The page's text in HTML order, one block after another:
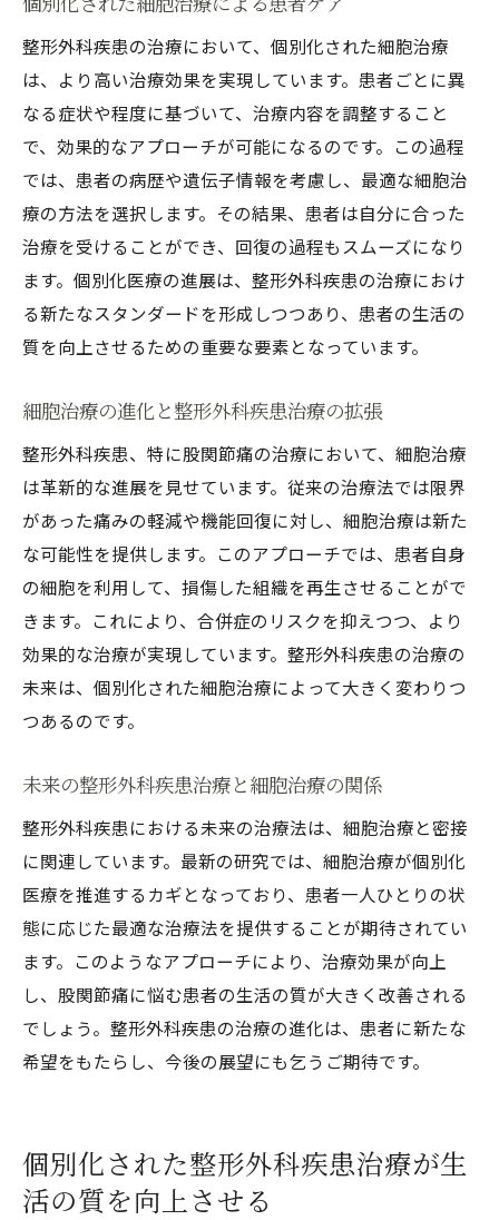
整形外科疾患の治療において、個別化された細胞治療
は、より高い治療効果を実現しています。患者ごとに異
なる症状や程度に基づいて、治療内容を調整すること
で、効果的なアプローチが可能になるのです。この過程
では、患者の病歴や遺伝子情報を考慮し、最適な細胞治
療の方法を選択します。その結果、患者は自分に合った
治療を受けることができ、回復の過程もスムーズになり
ます。個別化医療の進展は、整形外科疾患の治療におけ
る新たなスタンダードを形成しつつあり、患者の生活の
質を向上させるための重要な要素となっています。
細胞治療の進化と整形外科疾患治療の拡張
整形外科疾患、特に股関節痛の治療において、細胞治療
は革新的な進展を見せています。従来の治療法では限界
があった痛みの軽減や機能回復に対し、細胞治療は新た
な可能性を提供します。このアプローチでは、患者自身
の細胞を利用して、損傷した組織を再生させることがで
きます。これにより、合併症のリスクを抑えつつ、より
効果的な治療が実現しています。整形外科疾患の治療の
未来は、個別化された細胞治療によって大きく変わりつ
つあるのです。
未来の整形外科疾患治療と細胞治療の関係
整形外科疾患における未来の治療法は、細胞治療と密接
に関連しています。最新の研究では、細胞治療が個別化
医療を推進するカギとなっており、患者一人ひとりの状
態に応じた最適な治療法を提供することが期待されてい
ます。このようなアプローチにより、治療効果が向上
し、股関節痛に悩む患者の生活の質が大きく改善される
でしょう。整形外科疾患の治療の進化は、患者に新たな
希望をもたらし、今後の展望にも乞うご期待です。
個別化された整形外科疾患治療が生
活の質を向上させる